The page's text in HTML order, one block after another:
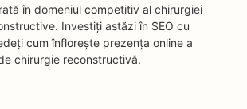
în domeniul competitiv al chirurgiei
Investiți astăzi în SEO cu
cum înflorește prezența online a
chirurgie reconstructivă.